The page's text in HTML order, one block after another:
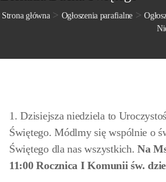
Strona główna> Ogłoszenia parafialne >
1. Dzisiejsza niedziela to
Świętego. Módlmy się wspólnie o
Świętego dla nas wszystkich.Na
11:00 Rocznica I Komunii św.